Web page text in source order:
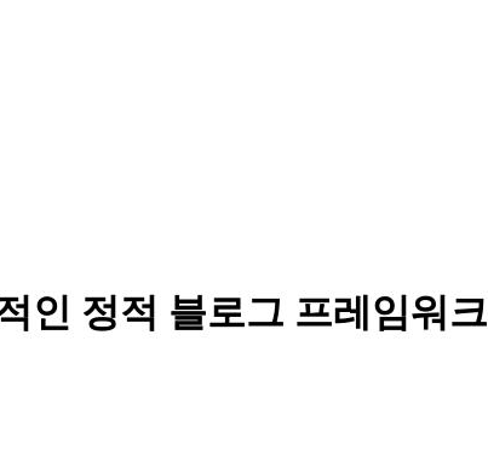
인 정적 블로그 프레임워크